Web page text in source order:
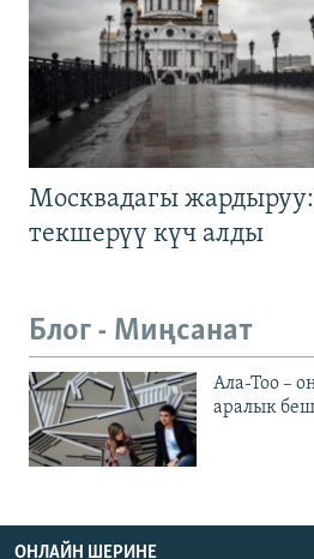
Москвадагы
текшерүү күч алды
Блог - Миңсанат
Ала-Тоо –
аралык
ОНЛАЙН ШЕРИНЕ